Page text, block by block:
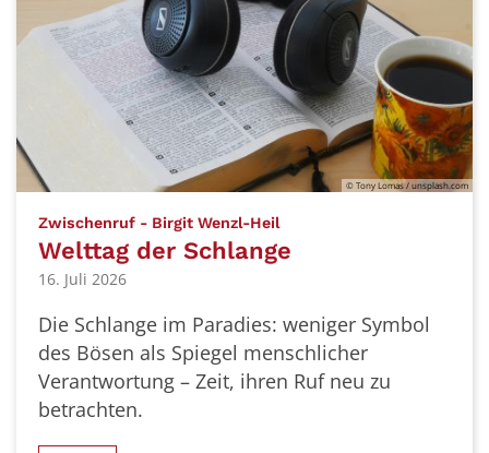
© Tony Lomas / unsplash.com
Zwischenruf - Birgit Wenzl-Heil
Welttag der Schlange
16. Juli 2026
Die Schlange im Paradies: weniger Symbol
des Bösen als Spiegel menschlicher
Verantwortung – Zeit, ihren Ruf neu zu
betrachten.